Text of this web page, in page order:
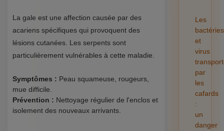
La gale est une affection causée par des
acariens spécifiques qui provoquent des
lésions cutanées. Les serpents sont
particulièrement vulnérables à cette maladie.
Symptômes : Peau squameuse, rougeurs,
mue difficile.
Prévention : Nettoyage régulier de l'enclos et
isolement des nouveaux arrivants.
Les
bactéries
et
virus
par
les
cafards
:
un
danger